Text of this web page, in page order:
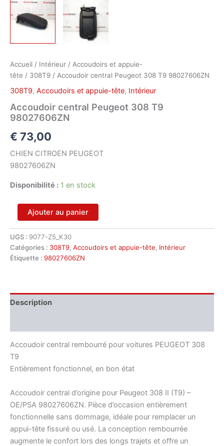
Accueil / Intérieur / Accoudoirs et appuie-
tête / 308T9 / Accoudoir central Peugeot 308 T9 98027606ZN
308T9, Accoudoirs et appuie-tête, Intérieur
Accoudoir central Peugeot 308 T9
98027606ZN
€ 73,00
CHIEN CITROEN PEUGEOT
98027606ZN
Disponibilité : 1 en stock
quantité
de
Accoudoir
central
Peugeot
308
Ajouter au panier
UGS : 9077-Z5_K30
Catégories : 308T9, Accoudoirs et appuie-tête, Intérieur
Étiquette : 98027606ZN
Description
Accoudoir central rembourré pour voitures PEUGEOT 308
T9
Entièrement fonctionnel, en bon état
Accoudoir central d’origine pour Peugeot 308 II (T9) –
OE/PSA 98027606ZN. Pièce d’occasion entièrement
fonctionnelle sans dommage, idéale pour remplacer un
appui-tête fissuré ou usé. La conception rembourrée
augmente le confort lors des longs trajets et offre un